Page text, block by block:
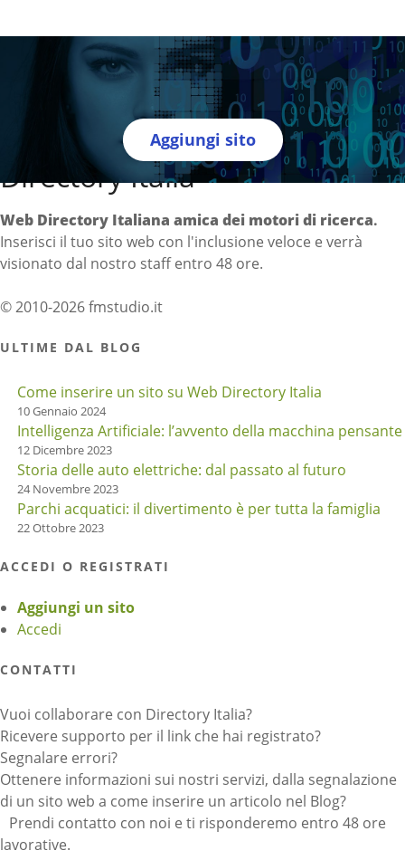
Aggiungi sito
Directory Italia
Web Directory Italiana amica dei motori di ricerca.
Inserisci il tuo sito web con l'inclusione veloce e verrà
visionato dal nostro staff entro 48 ore.
© 2010-2026 fmstudio.it
ULTIME DAL BLOG
Come inserire un sito su Web Directory Italia
10 Gennaio 2024
Intelligenza Artificiale: l’avvento della macchina pensante
12 Dicembre 2023
Storia delle auto elettriche: dal passato al futuro
24 Novembre 2023
Parchi acquatici: il divertimento è per tutta la famiglia
22 Ottobre 2023
ACCEDI O REGISTRATI
Aggiungi un sito
Accedi
CONTATTI
Vuoi collaborare con Directory Italia?
Ricevere supporto per il link che hai registrato?
Segnalare errori?
Ottenere informazioni sui nostri servizi, dalla segnalazione
di un sito web a come inserire un articolo nel Blog?
Prendi contatto con noi e ti risponderemo entro 48 ore
lavorative.